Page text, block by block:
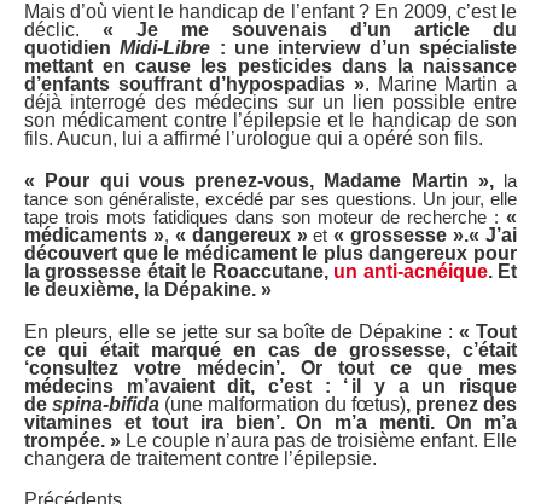
Mais d’où vient le handicap de l’enfant ? En 2009, c’est le
déclic. « Je me souvenais d’un article du
quotidienMidi-Libre : une interview d’un spécialiste
mettant en cause les pesticides dans la naissance
d’enfants souffrant d’hypospadias ». Marine Martin a
déjà interrogé des médecins sur un lien possible entre
son médicament contre l’épilepsie et le handicap de son
fils. Aucun, lui a affirmé l’urologue qui a opéré son fils.
« Pour qui vous prenez-vous, Madame Martin »,la
tance son généraliste, excédé par ses questions. Un jour, elle
tape trois mots fatidiques dans son moteur de recherche : «
médicaments », « dangereux »et« grossesse ».« J’ai
découvert que le médicament le plus dangereux pour
la grossesse était le Roaccutane, un anti-acnéique. Et
le deuxième, la Dépakine. »
En pleurs, elle se jette sur sa boîte de Dépakine :« Tout
ce qui était marqué en cas de grossesse, c’était
‘consultez votre médecin’. Or tout ce que mes
médecins m’avaient dit, c’est : ‘ il y a un risque
despina-bifida (une malformation du fœtus), prenez des
vitamines et tout ira bien’. On m’a menti. On m’a
trompée. » Le couple n’aura pas de troisième enfant. Elle
changera de traitement contre l’épilepsie.
Précédents